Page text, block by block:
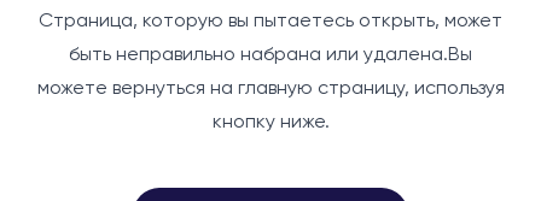
Страница, которую вы пытаетесь открыть, может
быть неправильно набрана или удалена.Вы
можете вернуться на главную страницу, используя
кнопку ниже.